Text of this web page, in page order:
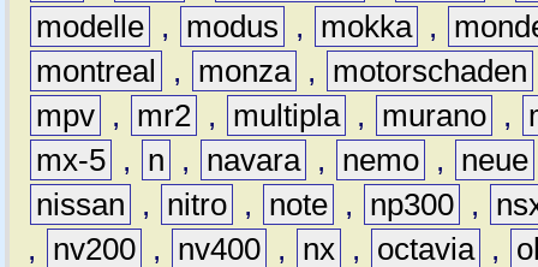
modelle , modus , mokka ,
montreal
, monza , motorschaden
mpv , mr2 , multipla , murano ,
mx-5 , n , navara , nemo , neue
nissan
, nitro , note , np300 ,
,
nv200 , nv400 , nx , octavia ,